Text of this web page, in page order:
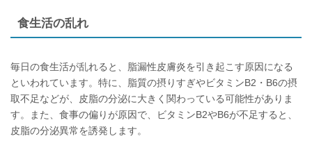
食生活の乱れ
毎日の食生活が乱れると、脂漏性皮膚炎を引き起こす原因になる
といわれています。特に、脂質の摂りすぎやビタミンB2・B6の摂
取不足などが、皮脂の分泌に大きく関わっている可能性がありま
す。また、食事の偏りが原因で、ビタミンB2やB6が不足すると、
皮脂の分泌異常を誘発します。